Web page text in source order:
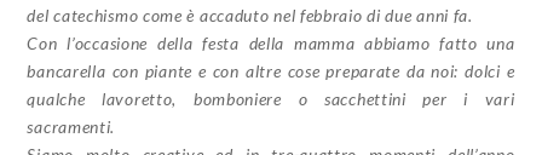
del catechismo come è accaduto nel febbraio di due anni fa.
Con l’occasione della festa della mamma abbiamo fatto una
bancarella con piante e con altre cose preparate da noi: dolci e
qualche lavoretto, bomboniere o sacchettini per i vari
sacramenti.